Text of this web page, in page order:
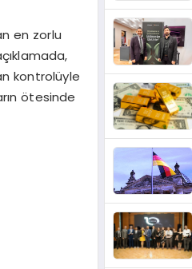
en zorlu
kontrolüyle
ötesinde